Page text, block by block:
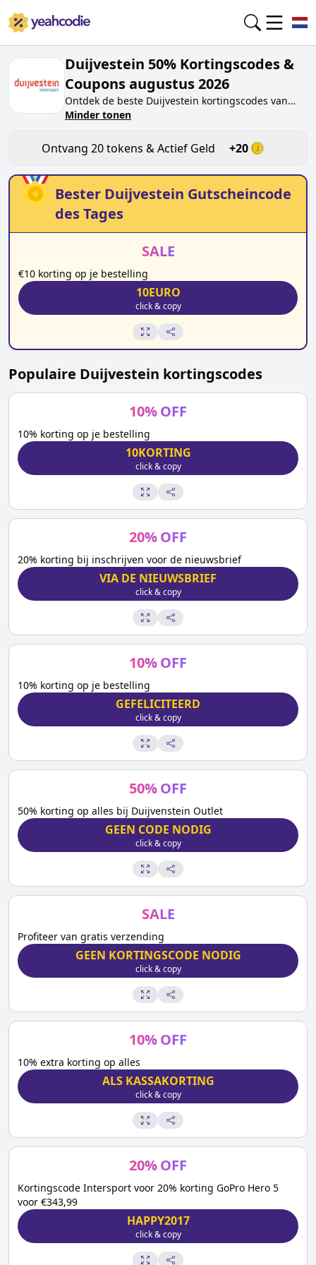
Duijvestein 50% Kortingscodes &
Coupons augustus 2026
Ontdek de beste Duijvestein kortingscodes van
vandaag vooraugustus 2026
duijvestein-wintersport.nl door de code te testen.
Ontvang beloningen wanneer je
Duijvestein
kortingscodes indient en andere kopers helpt
Minder tonen
Ontvang 20 tokens & Actief Geld +20
Bester Duijvestein Gutscheincode
des Tages
SALE
€10 korting op je bestelling
10EURO
click & copy
Populaire Duijvestein kortingscodes
10%OFF
10% korting op je bestelling
10KORTING
click & copy
20%OFF
20% korting bij inschrijven voor de nieuwsbrief
VIA DE NIEUWSBRIEF
click & copy
10%OFF
10% korting op je bestelling
GEFELICITEERD
click & copy
50%OFF
50% korting op alles bij Duijvenstein Outlet
GEEN CODE NODIG
click & copy
SALE
Profiteer van gratis verzending
GEEN KORTINGSCODE NODIG
click & copy
10%OFF
10% extra korting op alles
ALS KASSAKORTING
click & copy
20%OFF
Kortingscode Intersport voor 20% korting GoPro Hero 5
voor €343,99
HAPPY2017
click & copy